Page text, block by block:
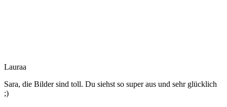
Lauraa
Sara, die Bilder sind toll. Du siehst so super aus und sehr glücklich
;)